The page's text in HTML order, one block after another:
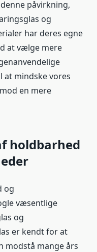
påvirkning,
og
har deres egne
at vælge mere
at mindske vores
en mere
holdbarhed
og
væsentlige
og
er kendt for at
modstå mange års